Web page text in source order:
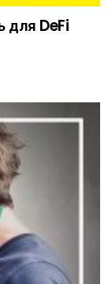
для DeFi